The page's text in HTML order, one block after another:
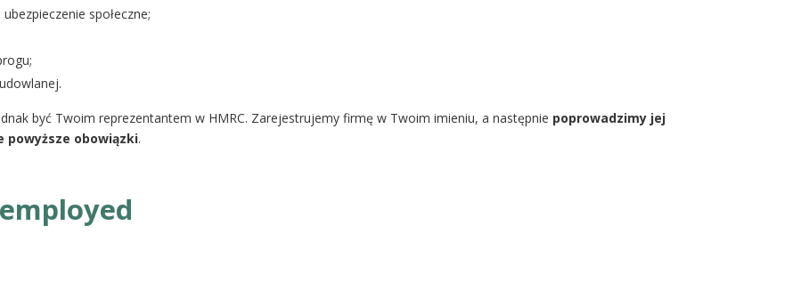
społeczne;
być Twoim reprezentantem w HMRC. Zarejestrujemy firmę w Twoim imieniu, a następnie poprowadzimy jej
powyższe obowiązki.